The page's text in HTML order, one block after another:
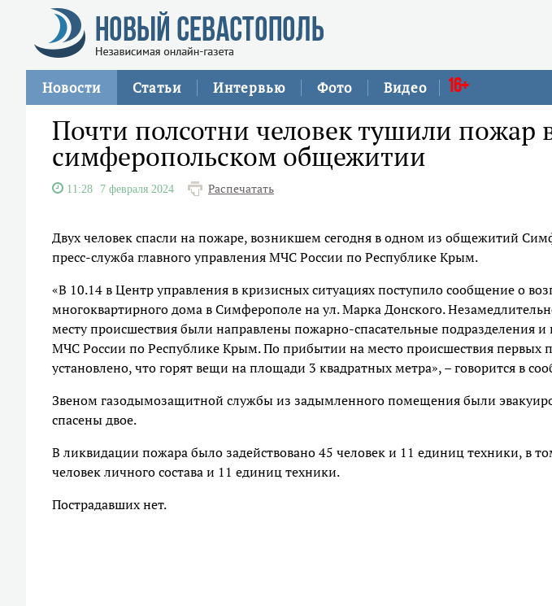
Новости Статьи Интервью Фото Видео 16+
Почти полсотни человек тушили пожар
симферопольском общежитии
11:28 7 февраля 2024 Распечатать
Двух человек спасли на пожаре, возникшем сегодня в одном из общежитий
пресс-служба главного управления МЧС России по Республике Крым.
«В 10.14 в Центр управления в кризисных ситуациях поступило сообщение о
многоквартирного дома в Симферополе на ул. Марка Донского.
месту происшествия были направлены пожарно-спасательные подразделения и
МЧС России по Республике Крым. По прибытии на место происшествия первых
установлено, что горят вещи на площади 3 квадратных метра», – говорится в
Звеном газодымозащитной службы из задымленного помещения были
спасены двое.
В ликвидации пожара было задействовано 45 человек и 11 единиц техники, в
человек личного состава и 11 единиц техники.
Пострадавших нет.